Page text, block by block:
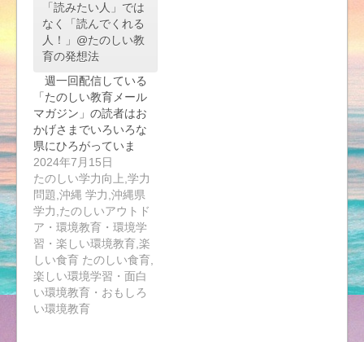
「読みたい人」では
なく「読んでくれる
人！」@たのしい教
育の発想法
週一回配信している
「たのしい教育メール
マガジン」の読者はお
かげさまでいろいろな
県にひろがっていま
す…
2024年7月15日
たのしい学力向上,学力
問題,沖縄 学力,沖縄県
学力,たのしいアウトド
ア・環境教育・環境学
習・楽しい環境教育,楽
しい食育 たのしい食育,
楽しい環境学習・面白
い環境教育・おもしろ
い環境教育